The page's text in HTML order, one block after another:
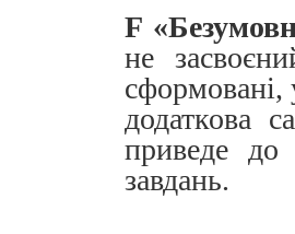
F
не
сформовані,
додаткова
приведе до
завдань.